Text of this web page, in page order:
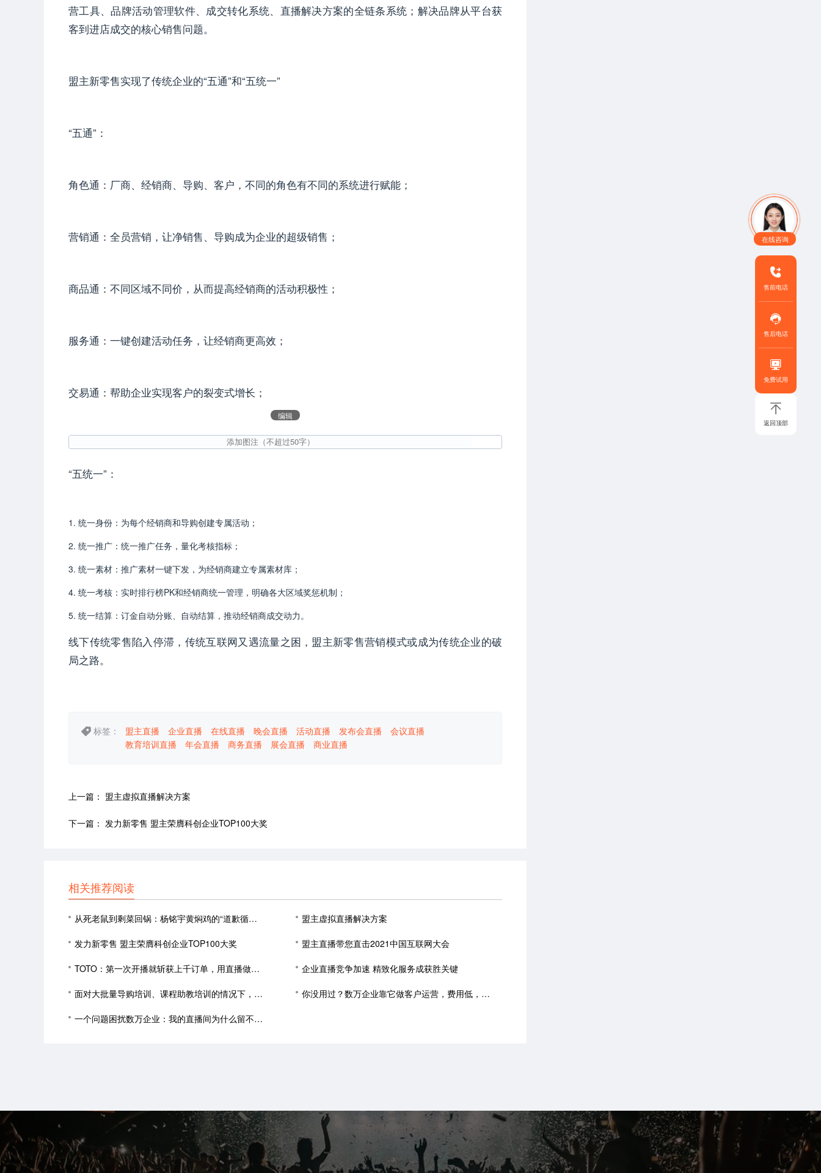
营工具、品牌活动管理软件、成交转化系统、直播解决方案的全链条系统；解决品牌从平台获
客到进店成交的核心销售问题。
盟主新零售实现了传统企业的“五通”和“五统一”
“五通”：
角色通：厂商、经销商、导购、客户，不同的角色有不同的系统进行赋能；
营销通：全员营销，让净销售、导购成为企业的超级销售；
商品通：不同区域不同价，从而提高经销商的活动积极性；
服务通：一键创建活动任务，让经销商更高效；
交易通：帮助企业实现客户的裂变式增长；
编辑
“五统一”：
统一身份：为每个经销商和导购创建专属活动；
统一推广：统一推广任务，量化考核指标；
统一素材：推广素材一键下发，为经销商建立专属素材库；
统一考核：实时排行榜PK和经销商统一管理，明确各大区域奖惩机制；
统一结算：订金自动分账、自动结算，推动经销商成交动力。
线下传统零售陷入停滞，传统互联网又遇流量之困，盟主新零售营销模式或成为传统企业的破
局之路。
标签： 盟主直播 企业直播 在线直播 晚会直播 活动直播 发布会直播
会议直播
教育培训直播
年会直播 商务直播 展会直播 商业直播
上一篇： 盟主虚拟直播解决方案
下一篇： 发力新零售 盟主荣膺科创企业TOP100大奖
相关推荐阅读
从死老鼠到剩菜回锅：杨铭宇黄焖鸡的“道歉循环”为何永无止境？ 盟主虚拟直播解决方案
发力新零售 盟主荣膺科创企业TOP100大奖 盟主直播带您直击2021中国互联网大会
TOTO：第一次开播就斩获上千订单，用直播做营销到底有高效？ 企业直播竞争加速 精致化服务成获胜关键
面对大批量导购培训、课程助教培训的情况下，该如何挑选直播平台 你没用过？数万企业靠它做客户运营，费用低，转化高！
一个问题困扰数万企业：我的直播间为什么留不住人？
在线咨询
售前电话
售后电话
免费试用
返回顶部